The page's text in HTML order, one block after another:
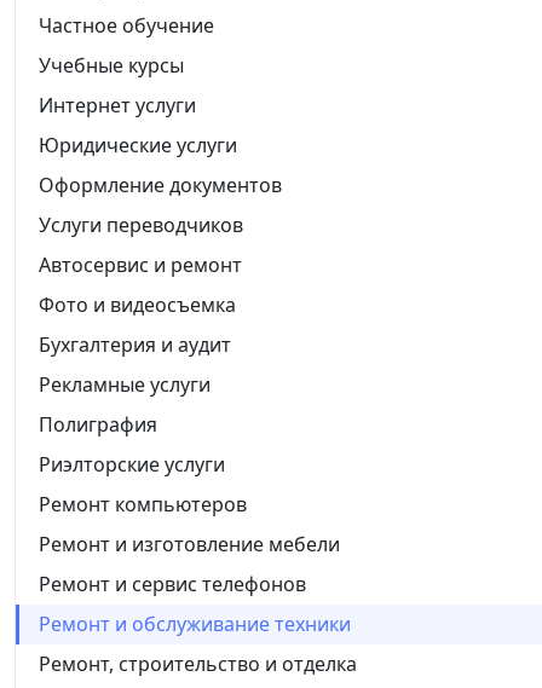
Частное обучение
Учебные курсы
Интернет услуги
Юридические услуги
Оформление документов
Услуги переводчиков
Автосервис и ремонт
Фото и видеосъемка
Бухгалтерия и аудит
Рекламные услуги
Полиграфия
Риэлторские услуги
Ремонт компьютеров
Ремонт и изготовление мебели
Ремонт и сервис телефонов
Ремонт и обслуживание техники
Ремонт, строительство и отделка